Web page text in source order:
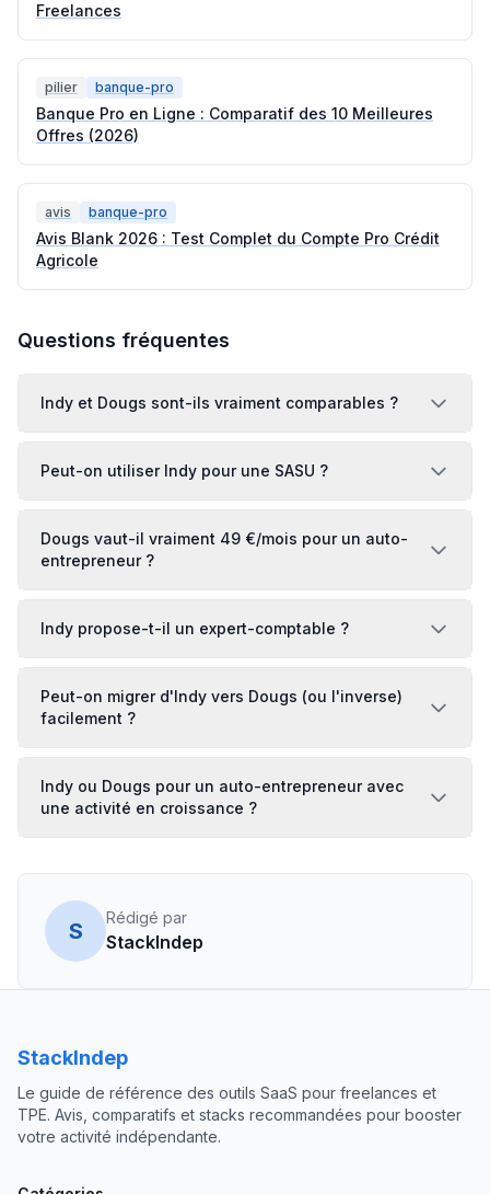
Freelances
pilier banque-pro
Banque Pro en Ligne : Comparatif des 10 Meilleures
Offres (2026)
avis banque-pro
Avis Blank 2026 : Test Complet du Compte Pro Crédit
Agricole
Questions fréquentes
Indy et Dougs sont-ils vraiment comparables ?
Peut-on utiliser Indy pour une SASU ?
Dougs vaut-il vraiment 49 €/mois pour un auto-
entrepreneur ?
Indy propose-t-il un expert-comptable ?
Peut-on migrer d'Indy vers Dougs (ou l'inverse)
facilement ?
Indy ou Dougs pour un auto-entrepreneur avec
une activité en croissance ?
S
Rédigé par
StackIndep
StackIndep
Le guide de référence des outils SaaS pour freelances et
TPE. Avis, comparatifs et stacks recommandées pour booster
votre activité indépendante.